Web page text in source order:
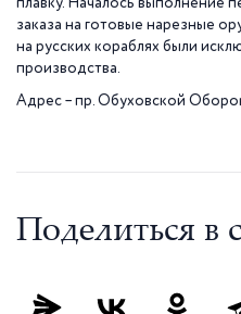
плавку. Началось выполнение
заказа на готовые нарезные
на русских кораблях были
производства.
Адрес – пр. Обуховской
Поделиться в